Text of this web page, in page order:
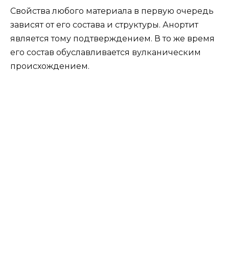
Свойства любого материала в первую очередь
зависят от его состава и структуры. Анортит
является тому подтверждением. В то же время
его состав обуславливается вулканическим
происхождением.